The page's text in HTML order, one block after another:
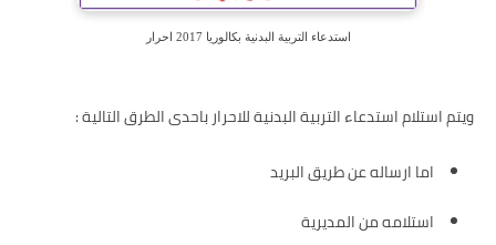
استدعاء التربية البدنية بكالوريا 2017 احرار
ويتم استلام استدعاء التربية البدنية للاحرار باحدى الطرق التالية :
اما ارساله عن طريق البريد
استلامه من المديرية